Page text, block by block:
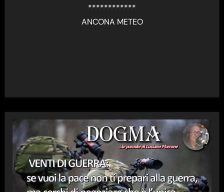
************
ANCONA METEO